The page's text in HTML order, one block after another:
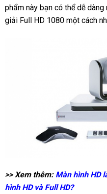
phẩm này bạn có thể dễ
giải Full HD 1080 một cách
>> Xem thêm: Màn hình HD
hình HD và Full HD?